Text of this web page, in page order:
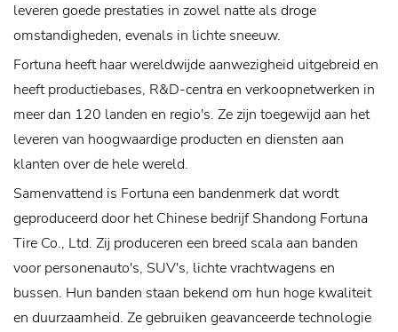
leveren goede prestaties in zowel natte als droge
omstandigheden, evenals in lichte sneeuw.
Fortuna heeft haar wereldwijde aanwezigheid uitgebreid en
heeft productiebases, R&D-centra en verkoopnetwerken in
meer dan 120 landen en regio's. Ze zijn toegewijd aan het
leveren van hoogwaardige producten en diensten aan
klanten over de hele wereld.
Samenvattend is Fortuna een bandenmerk dat wordt
geproduceerd door het Chinese bedrijf Shandong Fortuna
Tire Co., Ltd. Zij produceren een breed scala aan banden
voor personenauto's, SUV's, lichte vrachtwagens en
bussen. Hun banden staan ​​bekend om hun hoge kwaliteit
en duurzaamheid. Ze gebruiken geavanceerde technologie